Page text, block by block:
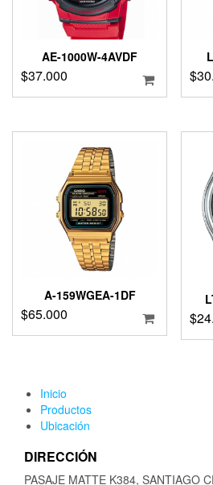
AE-1000W-4AVDF
$37.000 $
A-159WGEA-1DF
$65.000 $
Inicio
Productos
Ubicación
DIRECCIÓN
PASAJE MATTE K384, SANTIAGO